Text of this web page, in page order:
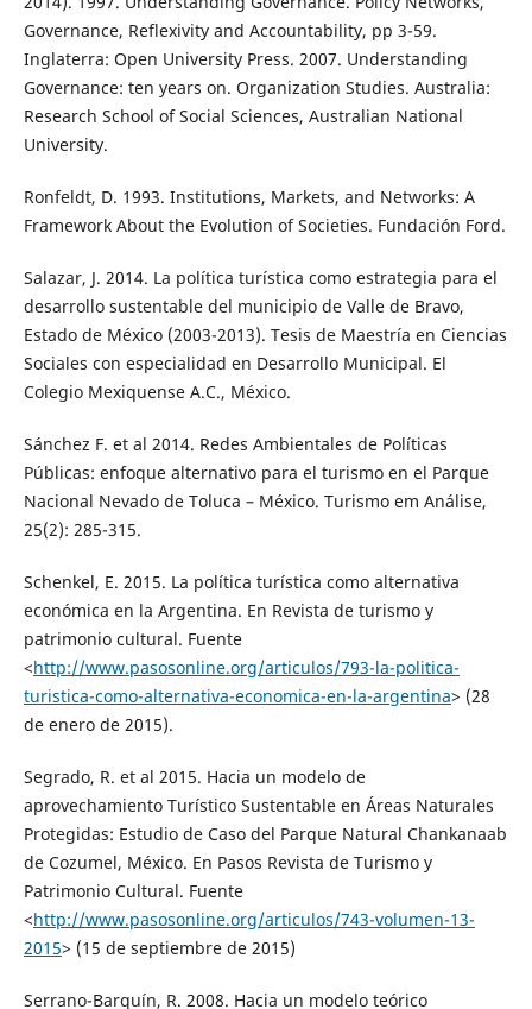
Governance, Reflexivity and Accountability, pp 3-59.
Inglaterra: Open University Press. 2007. Understanding
Governance: ten years on. Organization Studies. Australia:
Research School of Social Sciences, Australian National
University.
Ronfeldt, D. 1993. Institutions, Markets, and Networks: A
Framework About the Evolution of Societies. Fundación Ford.
Salazar, J. 2014. La política turística como estrategia para el
desarrollo sustentable del municipio de Valle de Bravo,
Estado de México (2003-2013). Tesis de Maestría en Ciencias
Sociales con especialidad en Desarrollo Municipal. El
Colegio Mexiquense A.C., México.
Sánchez F. et al 2014. Redes Ambientales de Políticas
Públicas: enfoque alternativo para el turismo en el Parque
Nacional Nevado de Toluca – México. Turismo em Análise,
25(2): 285-315.
Schenkel, E. 2015. La política turística como alternativa
económica en la Argentina. En Revista de turismo y
patrimonio cultural. Fuente
<http://www.pasosonline.org/articulos/793-la-politica-
turistica-como-alternativa-economica-en-la-argentina> (28
de enero de 2015).
Segrado, R. et al 2015. Hacia un modelo de
aprovechamiento Turístico Sustentable en Áreas Naturales
Protegidas: Estudio de Caso del Parque Natural Chankanaab
de Cozumel, México. En Pasos Revista de Turismo y
Patrimonio Cultural. Fuente
<http://www.pasosonline.org/articulos/743-volumen-13-
2015> (15 de septiembre de 2015)
Serrano-Barquín, R. 2008. Hacia un modelo teórico